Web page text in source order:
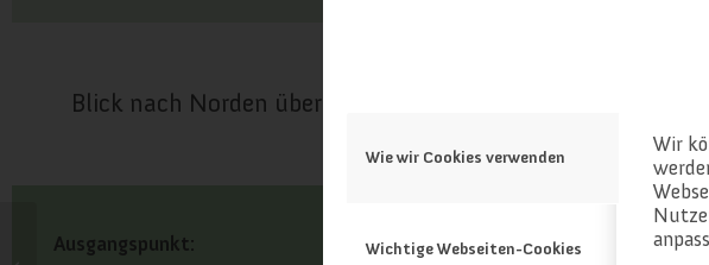
Wie wir Cookies verwenden
Wichtige Webseiten-Cookies
Wir
Blick nach Norden über den Almboden der Halleswies
Ausgangspunkt: